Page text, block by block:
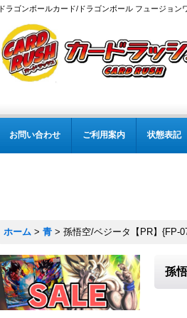
ドラゴンボールカード/ドラゴンボール フュージョン
お問い合わせ ご利用案内 状態表記
ホーム > 青 > 孫悟空/ベジータ【PR】{FP-
孫